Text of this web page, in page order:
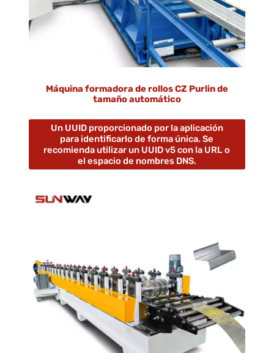
Máquina formadora de rollos CZ Purlin de
tamaño automático
Un UUID proporcionado por la aplicación
para identificarlo de forma única. Se
recomienda utilizar un UUID v5 con la URL o
el espacio de nombres DNS.